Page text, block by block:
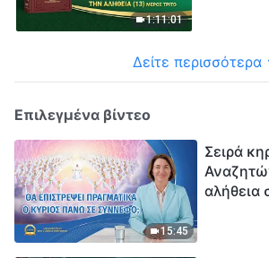
1:11:01
Δείτε περισσότερα
Επιλεγμένα βίντεο
15:45
Σειρά
αλήθεια